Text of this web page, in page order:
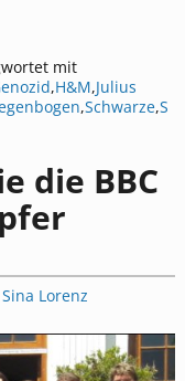
mit
,H&M,Julius
,Schwarze,S
die BBC
Sina Lorenz